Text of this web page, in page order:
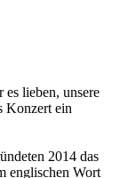
lieben, unsere
Konzert ein
2014 das
englischen Wort